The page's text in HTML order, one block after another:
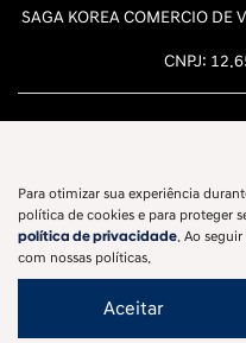
SAGA KOREA COMERCIO DE
CNPJ:
Desacelere. Seu bem
vida.
Para otimizar sua experiência
política de cookies e para proteger
política de privacidade. Ao
com nossas políticas.
Aceitar